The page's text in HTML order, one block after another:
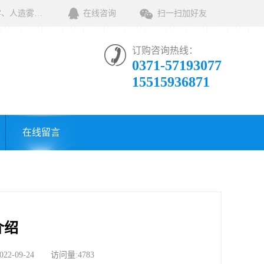
河南绿森环保科技有限公司一家专业销售环保清洁设备及相关用品的公司，产品包括：音乐喷泉、雾森系统、人造雾设备、景观人造雾、人造雾系统、小区喷雾设备、高压喷雾降尘设备、料仓喷雾除尘系统、喷雾降温加湿设备、郑州喷雾消毒设备，等八大系列上百个品种。 在线咨询 扫一扫加好友
订购咨询热线：
0371-57193077
15515936871
在线留言
绍
09-24 访问量:4783